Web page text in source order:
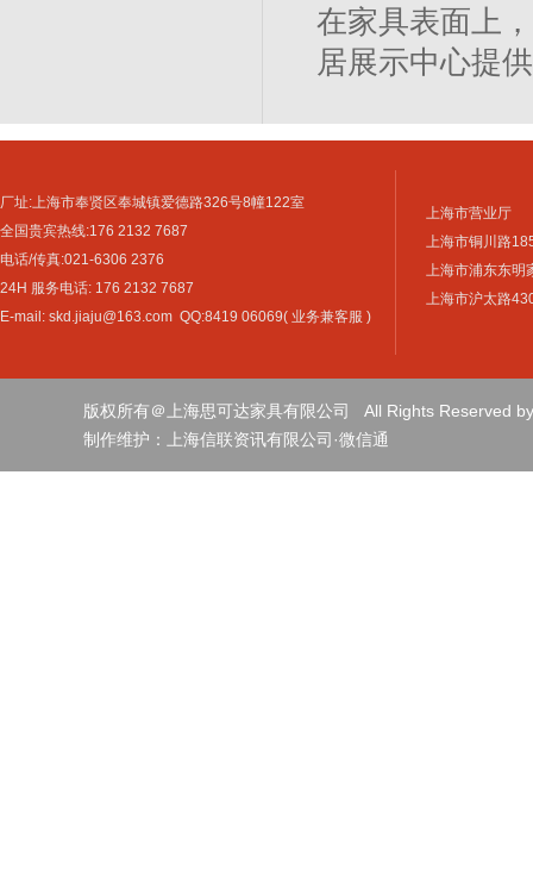
在家具表面上
居展示中心提
厂址:上海市奉贤区奉城镇爱德路326号8幢122室
全国贵宾热线:176 2132 7687
电话/传真:021-6306 2376
24H 服务电话: 176 2132 7687
E-mail: skd.jiaju@163.com QQ:8419 06069( 业务兼客服 )
上海市营业厅
上海市铜川
上海市浦东东
上海市沪太路
版权所有＠上海思可达家具有限公司 All Rights Reserved
制作维护：
上海信联资讯有限公司 ·微信通